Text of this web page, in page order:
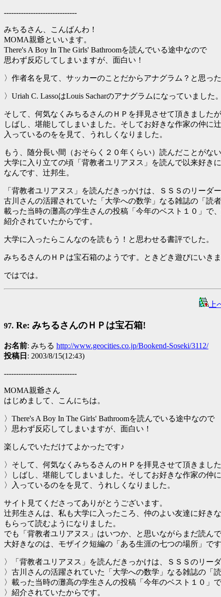
------------------------------
みちるさん、こんばんわ！
MOMA親爺といいます。
There's A Boy In The Girls' Bathroomを読んでいる途中なので
思わず反応してしまいますが、面白い！
〉作者名を見て、サッカーのことだからアナグラム？と思っ
〉Uriah C. LassoはLouis Sacharのアナグラムになっていました。
そして、何気なくみちるさんのＨＰを拝見させて頂きましたが
しばし、堪能してしまいました。そしてお好きな作家の仲に
入っているのをを見て、うれしくなりました。
もう、随分長い間（おそらく２０年くらい）読んだことがな
大学に入り立ての頃「背教者ユリアヌス」を読んで以来好き
なんです、辻邦生。
「背教者ユリアヌス」を読んだきっかけは、ＳＳＳのリーダ
古川さんの活躍されていた「大学への数学」なる雑誌の「読
載った当時の灘高の学生さんの投稿「今年のベスト１０」で
紹介されていたからです。
大学に入ったらこんなのを読もう！と思わせる書評でした。
みちるさんのＨＰは宝石箱のようです。ときどき遊びにいきま
ではでは。
上
97. Re: みちるさんのＨＰは宝石箱!
お名前: みちる http://www.geocities.co.jp/Bookend-Soseki/3112/
投稿日 : 2003/8/15(12:43)
------------------------------
MOMA親爺さん
はじめまして、こんにちは。
〉There's A Boy In The Girls' Bathroomを読んでいる途中なので
〉思わず反応してしまいますが、面白い！
楽しんでいただけてよかったです♪
〉そして、何気なくみちるさんのＨＰを拝見させて頂きまし
〉しばし、堪能してしまいました。そしてお好きな作家の仲
〉入っているのをを見て、うれしくなりました。
サイト見てくださってありがとうございます。
辻邦生さんは、私も大学に入ったころ、仲のよい友達に好き
もらって読むようになりました。
でも「背教者ユリアヌス」はいつか、と思いながらまだ読んで
大好きなのは、モザイク短編の「ある生涯の七つの場所」です
〉「背教者ユリアヌス」を読んだきっかけは、ＳＳＳのリー
〉古川さんの活躍されていた「大学への数学」なる雑誌の「
〉載った当時の灘高の学生さんの投稿「今年のベスト１０」
〉紹介されていたからです。